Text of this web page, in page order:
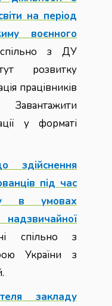
на період
воєнного
з ДУ
розвитку
працівників
Завантажити
у форматі
здійснення
під час
в умовах
спільно з
України з
закладу